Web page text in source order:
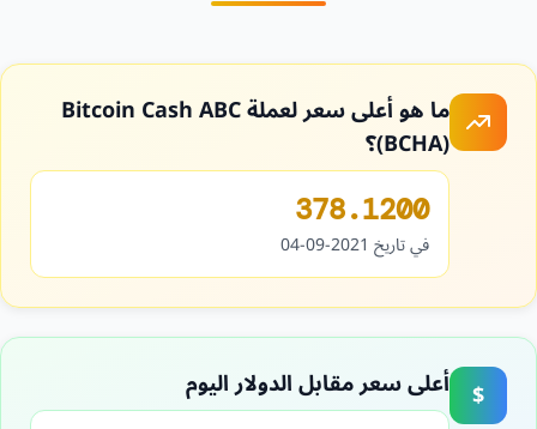
ما هو أعلى سعر لعملة Bitcoin Cash ABC
(BCHA)؟
378.1200
في تاريخ 2021-09-04
$ أعلى سعر مقابل الدولار اليوم